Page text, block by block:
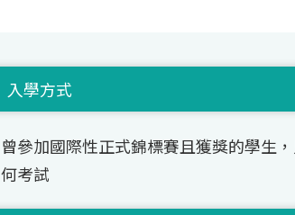
入學方式
曾參加國際性正式錦標賽且獲獎的學生
何考試